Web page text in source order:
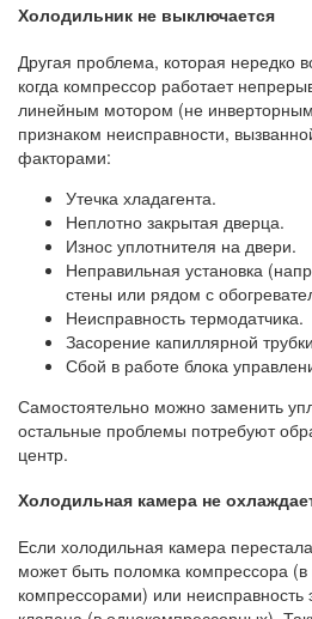
Холодильник не выключается
Другая проблема, которая нередко
когда компрессор работает
линейным мотором (не
признаком неисправности,
факторами:
Утечка хладагента.
Неплотно закрытая дверца.
Износ уплотнителя на двери.
Неправильная установка
стены или рядом с
Неисправность термодатчика.
Засорение капиллярной
Сбой в работе блока
Самостоятельно можно заменить
остальные проблемы потребуют
центр.
Холодильная камера не
Если холодильная камера
может быть поломка компрессора
компрессорами) или неисправность